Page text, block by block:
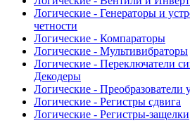
Логические - Генераторы и
четности
Логические - Компараторы
Логические - Мультивибраторы
Логические - Переключатели
Декодеры
Логические - Преобразователи
Логические - Регистры сдвига
Логические - Регистры-защелки